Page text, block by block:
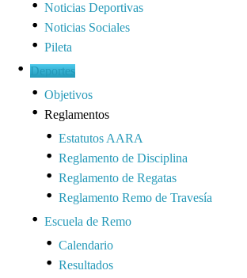
Noticias Deportivas
Noticias Sociales
Pileta
Deportes
Objetivos
Reglamentos
Estatutos AARA
Reglamento de Disciplina
Reglamento de Regatas
Reglamento Remo de Travesía
Escuela de Remo
Calendario
Resultados